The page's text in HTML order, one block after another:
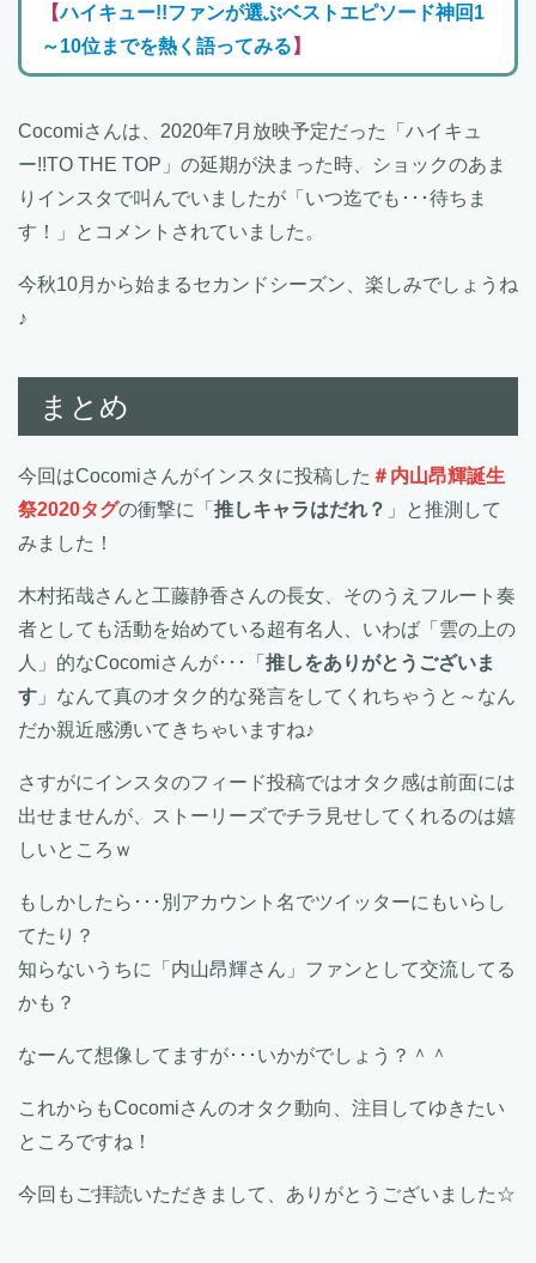
【ハイキュー!!ファンが選ぶベストエピソード神回1
～10位までを熱く語ってみる 】
Cocomiさんは、2020年7月放映予定だった「ハイキュ
ー!!TO THE TOP」の延期が決まった時、ショックのあま
りインスタで叫んでいましたが「いつ迄でも･･･待ちま
す！」とコメントされていました。
今秋10月から始まるセカンドシーズン、楽しみでしょうね
♪
まとめ
今回はCocomiさんがインスタに投稿した ＃内山昂輝誕生
祭2020タグの衝撃に「 推しキャラはだれ？ 」と推測して
みました！
木村拓哉さんと工藤静香さんの長女、そのうえフルート奏
者としても活動を始めている超有名人、いわば「雲の上の
人」的なCocomiさんが･･･「 推しをありがとうございま
す 」なんて真のオタク的な発言をしてくれちゃうと～なん
だか親近感湧いてきちゃいますね♪
さすがにインスタのフィード投稿ではオタク感は前面には
出せませんが、ストーリーズでチラ見せしてくれるのは嬉
しいところｗ
もしかしたら･･･別アカウント名でツイッターにもいらし
てたり？
知らないうちに「内山昂輝さん」ファンとして交流してる
かも？
なーんて想像してますが･･･いかがでしょう？＾＾
これからもCocomiさんのオタク動向、注目してゆきたい
ところですね！
今回もご拝読いただきまして、ありがとうございました☆